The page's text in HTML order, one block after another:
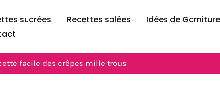
sucrées Recettes salées Idées de
facile des crêpes mille trous